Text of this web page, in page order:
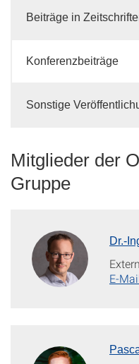
Beiträge in
Konferenzbeiträge
Sonstige
Mitglieder der
Gruppe
Dr.-
E-